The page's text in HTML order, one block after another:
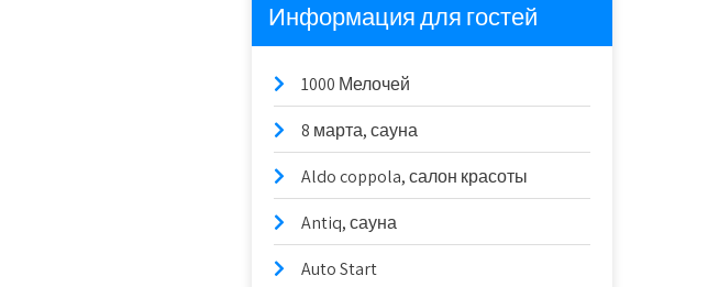
Информация для гостей
1000 Мелочей
8 марта, сауна
Aldo coppola, салон красоты
Antiq, сауна
Auto Start